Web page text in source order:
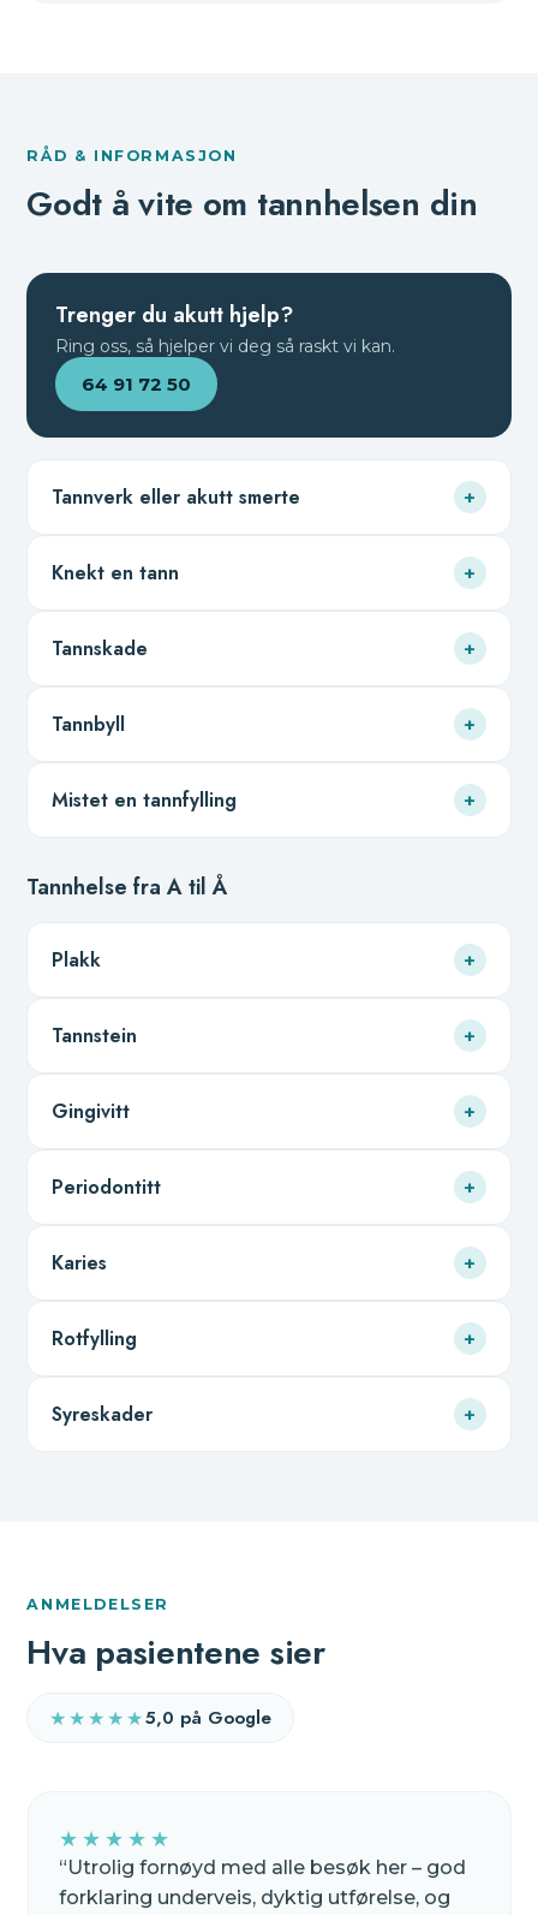
RÅD & INFORMASJON
Godt å vite om tannhelsen din
Trenger du akutt hjelp?
Ring oss, så hjelper vi deg så raskt vi kan.
64 91 72 50
Tannverk eller akutt smerte +
Knekt en tann +
Tannskade +
Tannbyll +
Mistet en tannfylling +
Tannhelse fra A til Å
Plakk +
Tannstein +
Gingivitt +
Periodontitt +
Karies +
Rotfylling +
Syreskader +
ANMELDELSER
Hva pasientene sier
★★★★★5,0 på Google
★★★★★
“Utrolig fornøyd med alle besøk her – god
forklaring underveis, dyktig utførelse, og